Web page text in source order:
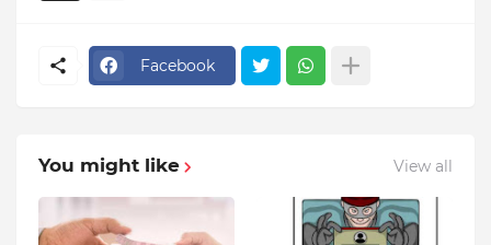
Facebook
You might like View all